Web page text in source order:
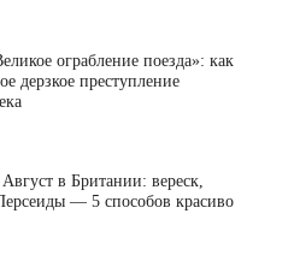
ограбление поезда»: как
дерзкое преступление
Август в Британии: вереск,
— 5 способов красиво